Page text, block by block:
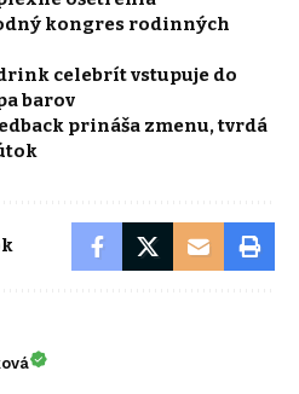
kongres rodinných
celebrít vstupuje do
barov
prináša zmenu, tvrdá